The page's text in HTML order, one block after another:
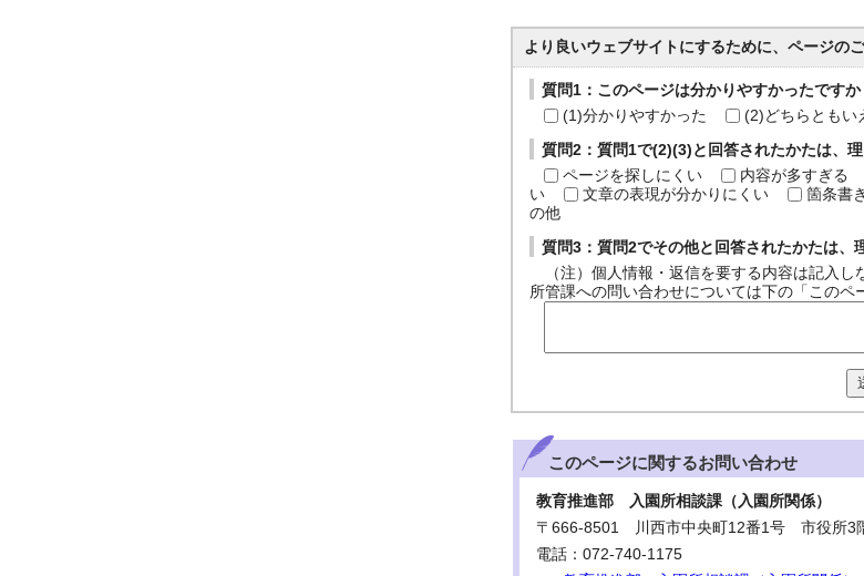
より良いウェブサイトにするために、ページの
質問1：このページは分かりやすかったですか
(1)分かりやすかった
(2)どちらともい
質問2：質問1で(2)(3)と回答されたかたは、
ページを探しにくい
内容が多すぎる
い
文章の表現が分かりにくい 箇条書
の他
質問3：質問2でその他と回答されたかたは、
（注）個人情報・返信を要する内容は記入し
所管課への問い合わせについては下の「このペ
このページに関するお問い合わせ
教育推進部 入園所相談課（入園所関係）
〒666-8501 川西市中央町12番1号 市役所3
電話：072-740-1175